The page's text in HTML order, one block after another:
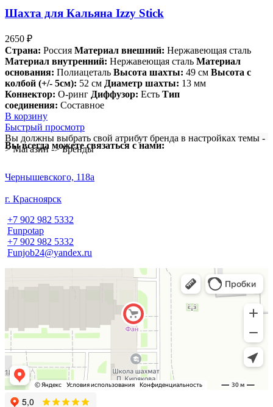
Шахта для Кальяна Izzy Stick
2650 ₽
Страна: Россия Материал внешний: Нержавеющая сталь
Материал внутренний: Нержавеющая сталь Материал
основания: Полиацеталь Высота шахты: 49 см Высота с
колбой (+/- 5см): 52 см Диаметр шахты: 13 мм
Коннектор: О-ринг Диффузор: Есть Тип
соединения: Составное
В корзину
Быстрый просмотр
Вы должны выбрать свой атрибут бренда в настройках темы -
> Магазин -> Бренды
Вы всегда можете связаться с нами:
​Чернышевского, 118а
г. Красноярск
+7 902 982 5332
Funpotap
+7 902 982 5332
Funjob24@yandex.ru